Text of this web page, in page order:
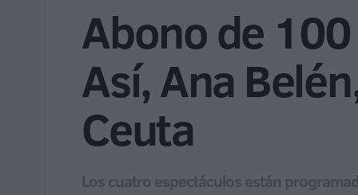
Abono de
Así, Ana
Ceuta
Los cuatro espectáculos están